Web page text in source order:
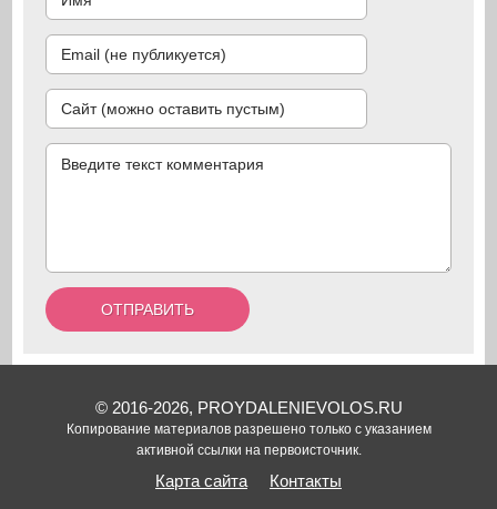
© 2016-2026, PROYDALENIEVOLOS.RU
Копирование материалов разрешено только с указанием
активной ссылки на первоисточник.
Карта сайта Контакты